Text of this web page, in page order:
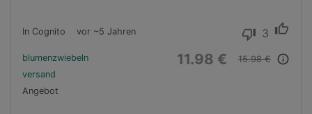
In Cognito vor ~5 Jahren thumb_down 3 thumb_up
blumenzwiebeln
versand
Angebot
11.98 € 15.98 € info_outline